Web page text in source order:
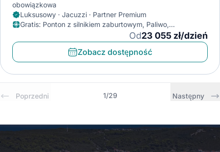
obowiązkowa
Luksusowy · Jacuzzi · Partner Premium
Gratis: Ponton z silnikiem zaburtowym, Paliwo,
Od23 055 zł/dzień
Zobacz dostępność
Poprzedni 1/29 Następny